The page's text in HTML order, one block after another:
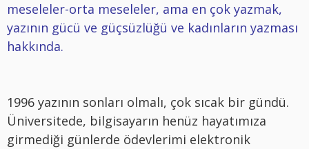
meseleler-orta meseleler, ama en çok yazmak,
yazının gücü ve güçsüzlüğü ve kadınların yazması
hakkında.
1996 yazının sonları olmalı, çok sıcak bir gündü.
Üniversitede, bilgisayarın henüz hayatımıza
girmediği günlerde ödevlerimi elektronik